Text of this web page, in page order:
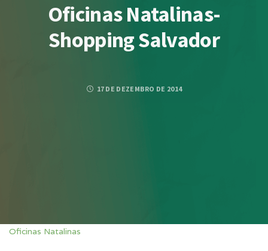
Oficinas Natalinas-
Shopping Salvador
17 DE DEZEMBRO DE 2014
Oficinas Natalinas